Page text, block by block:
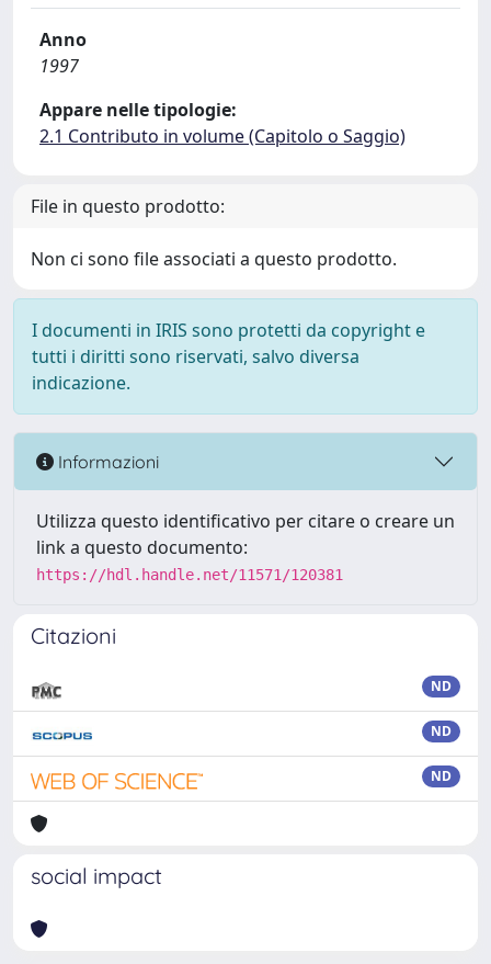
Anno
1997
Appare nelle tipologie:
2.1 Contributo in volume (Capitolo o Saggio)
File in questo prodotto:
Non ci sono file associati a questo prodotto.
I documenti in IRIS sono protetti da copyright e
tutti i diritti sono riservati, salvo diversa
indicazione.
Informazioni
Utilizza questo identificativo per citare o creare un
link a questo documento:
https://hdl.handle.net/11571/120381
Citazioni
ND
ND
ND
social impact